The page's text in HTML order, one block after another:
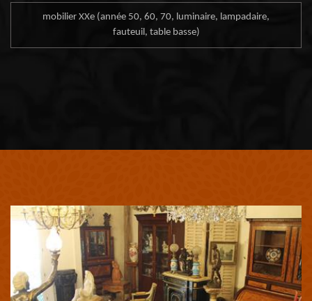
mobilier XXe (année 50, 60, 70, luminaire, lampadaire,
fauteuil, table basse)